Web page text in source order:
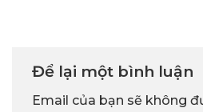
Để lại một bình luận
Email của bạn sẽ không